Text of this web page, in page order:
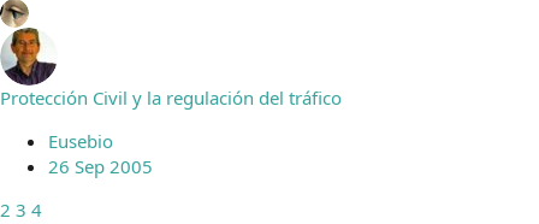
Protección Civil y la regulación del tráfico
Eusebio
26 Sep 2005
2 3 4